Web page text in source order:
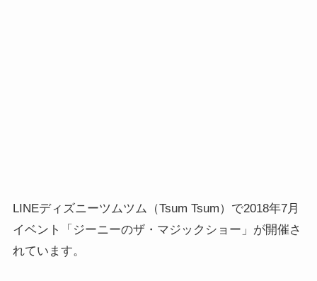
LINEディズニーツムツム（Tsum Tsum）で2018年7月
イベント「ジーニーのザ・マジックショー」が開催さ
れています。